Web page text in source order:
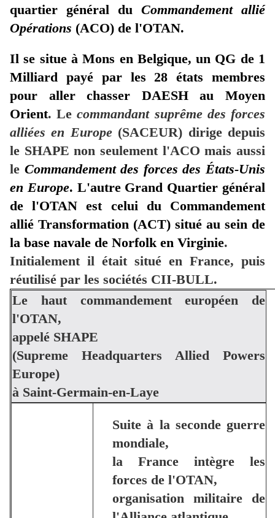
quartier général du Commandement allié
Opérations (ACO) de l'OTAN.
Il se situe à Mons en Belgique, un QG de 1
Milliard payé par les 28 états membres
pour aller chasser DAESH au Moyen
Orient. Lecommandant suprême des forces
alliées en Europe(SACEUR) dirige depuis
le SHAPE non seulement l'ACO mais aussi
le Commandement des forces des États-Unis
en Europe. L'autre Grand Quartier général
de l'OTAN est celui du Commandement
allié Transformation (ACT) situé au sein de
la base navale de Norfolk en Virginie.
Initialement il était situé en France, puis
réutilisé par les sociétés CII-BULL.
Le haut commandement européen de
l'OTAN,
appelé SHAPE
(Supreme Headquarters Allied Powers
Europe)
à Saint-Germain-en-Laye
Suite à la seconde guerre
mondiale,
la France intègre les
forces de l'OTAN,
organisation militaire de